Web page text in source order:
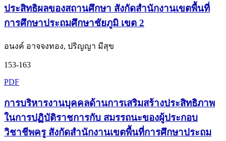
ประสิทธิผลของสถานศึกษา สังกัดสำนักงานเขตพื้นที่
การศึกษาประถมศึกษาชัยภูมิ เขต 2
อนงค์ อาจจงทอง, ปริญญา มีสุข
153-163
PDF
การบริหารงานบุคคลด้านการเสริมสร้างประสิทธิภาพ
ในการปฏิบัติราชการกับ สมรรถนะของผู้ประกอบ
วิชาชีพครู สังกัดสำนักงานเขตพื้นที่การศึกษาประถม